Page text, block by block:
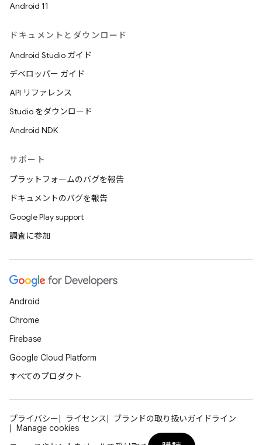
Android 11
ドキュメントとダウンロード
Android Studio ガイド
デベロッパー ガイド
API リファレンス
Studio をダウンロード
Android NDK
サポート
プラットフォームのバグを報告
ドキュメントのバグを報告
Google Play support
調査に参加
Android
Chrome
Firebase
Google Cloud Platform
すべてのプロダクト
プライバシー ライセンス
ブランドの取り扱いガイドライン
Manage cookies